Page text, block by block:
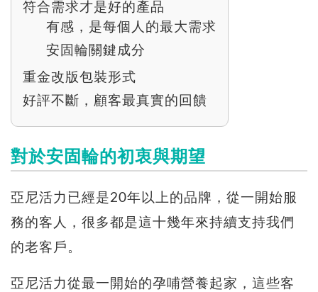
符合需求才是好的產品
有感，是每個人的最大需求
安固輪關鍵成分
重金改版包裝形式
好評不斷，顧客最真實的回饋
對於安固輪的初衷與期望
亞尼活力已經是20年以上的品牌，從一開始服
務的客人，很多都是這十幾年來持續支持我們
的老客戶。
亞尼活力從最一開始的孕哺營養起家，這些客